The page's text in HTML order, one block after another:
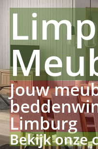
Jouw
Limburg
Bekijk onze